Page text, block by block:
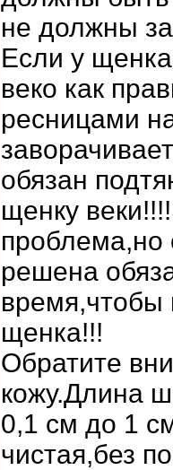
не должны
Если у
веко как
ресницами
обязан
щенку
решена
время,чтобы
щенка!!!
Обратите
кожу.Длина
0,1 см до 1
чистая,без